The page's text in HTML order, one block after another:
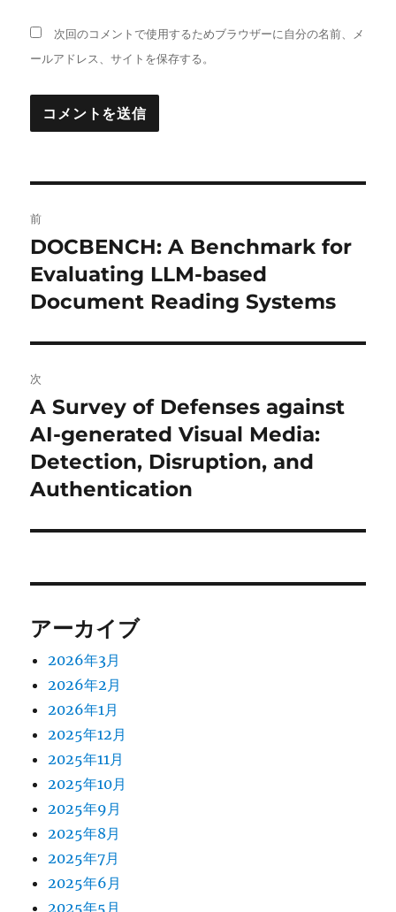
次回のコメントで使用するためブラウザーに自分の名前、メ
ールアドレス、サイトを保存する。
稿
ナ
ビ
ゲ
ー
シ
ョ
ン
前
前
の
投
DOCBENCH: A Benchmark for
Evaluating LLM-based
Document Reading Systems
次
次
の
投
稿:
A Survey of Defenses against
AI-generated Visual Media:
Detection, Disruption, and
Authentication
アーカイブ
2026年3月
2026年2月
2026年1月
2025年12月
2025年11月
2025年10月
2025年9月
2025年8月
2025年7月
2025年6月
2025年5月